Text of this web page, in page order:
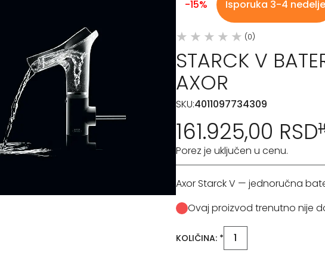
-15% Isporuka 3-4 nedelje
(0)
STARCK V
AXOR
SKU:4011097734309
161.925,00 RSD
Porez je uključen u cenu.
Axor Starck V — jednoručna
Ovaj proizvod trenutno nije
KOLIČINA: *